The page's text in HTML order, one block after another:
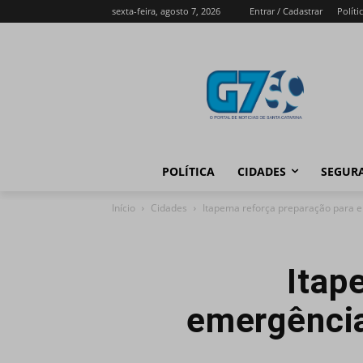
sexta-feira, agosto 7, 2026 Entrar / Cadastrar
POLÍTICA CIDADES
Início Cidades Itapema reforça preparação para